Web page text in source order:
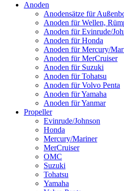
Anoden
Anodensätze für
Anoden für Wellen,
Anoden für Evinrude/
Anoden für Honda
Anoden für Mercury/
Anoden für MerCruiser
Anoden für Suzuki
Anoden für Tohatsu
Anoden für Volvo Penta
Anoden für Yamaha
Anoden für Yanmar
Propeller
Evinrude/Johnson
Honda
Mercury/Mariner
MerCruiser
OMC
Suzuki
Tohatsu
Yamaha